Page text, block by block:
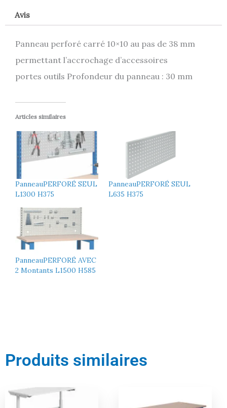
Avis
Panneau perforé carré 10×10 au pas de 38 mm
permettant l’accrochage d’accessoires
portes outils Profondeur du panneau : 30 mm
Articles similaires
PanneauPERFORÉ SEUL
L1300 H375
PanneauPERFORÉ SEUL
L635 H375
PanneauPERFORÉ AVEC
2 Montants L1500 H585
Produits similaires
Le
prix
prix